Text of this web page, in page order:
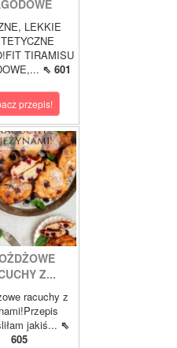
LEKKIE
TIRAMISU
⇖ 601
przepis!
Z...
racuchy z
jakiś... ⇖
605